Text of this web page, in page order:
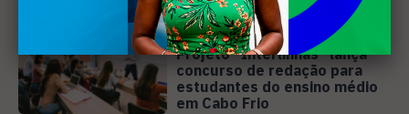
EDUCAÇÃO
Projeto "Interlinhas" lança
concurso de redação para
estudantes do ensino médio
em Cabo Frio